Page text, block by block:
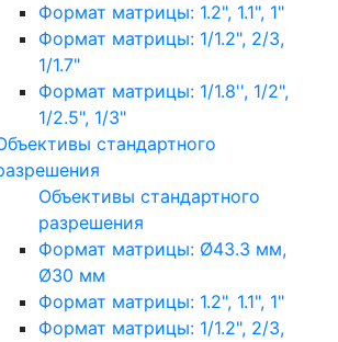
Формат матрицы: 1.2", 1.1", 1"
Формат матрицы: 1/1.2", 2/3,
1/1.7"
Формат матрицы: 1/1.8'', 1/2",
1/2.5", 1/3"
стандартного
Объективы стандартного
разрешения
Формат матрицы: Ø43.3 мм,
Ø30 мм
Формат матрицы: 1.2", 1.1", 1"
Формат матрицы: 1/1.2", 2/3,